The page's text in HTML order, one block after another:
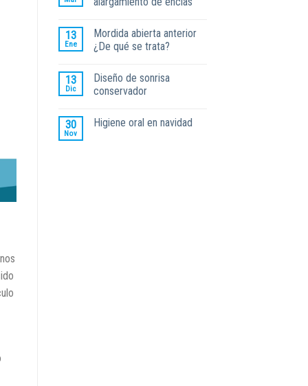
13
Ene
Mordida abierta anterior
¿De qué se trata?
13
Dic
Diseño de sonrisa
conservador
30
Nov
Higiene oral en navidad